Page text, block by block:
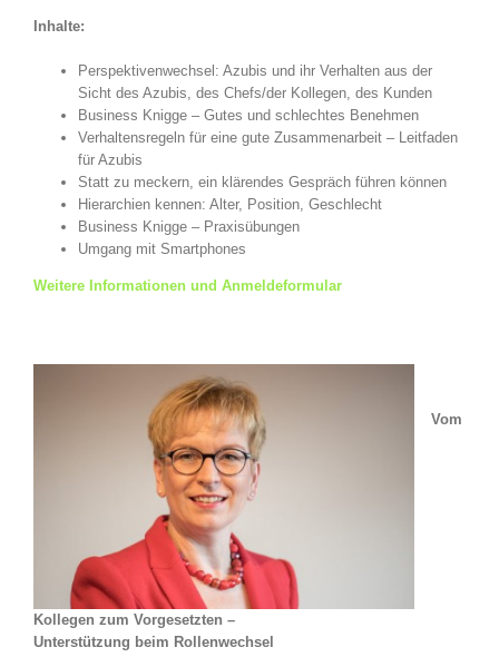
Inhalte:
Perspektivenwechsel: Azubis und ihr Verhalten aus der
Sicht des Azubis, des Chefs/der Kollegen, des Kunden
Business Knigge – Gutes und schlechtes Benehmen
Verhaltensregeln für eine gute Zusammenarbeit – Leitfaden
für Azubis
Statt zu meckern, ein klärendes Gespräch führen können
Hierarchien kennen: Alter, Position, Geschlecht
Business Knigge – Praxisübungen
Umgang mit Smartphones
Weitere Informationen und Anmeldeformular
Vom
Kollegen zum Vorgesetzten –
Unterstützung beim Rollenwechsel